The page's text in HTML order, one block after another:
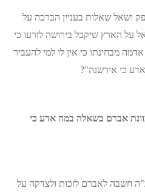
ושאל שאלות בעניין הברכה על
על הארץ שיקבל בירושה לזרעו כי
מבחינתו כי אין לו למי להעביר
כי אירשנה”?
אברם בשאלה במה אדע כי
חשבה לאברם לזכות ולצדקה על